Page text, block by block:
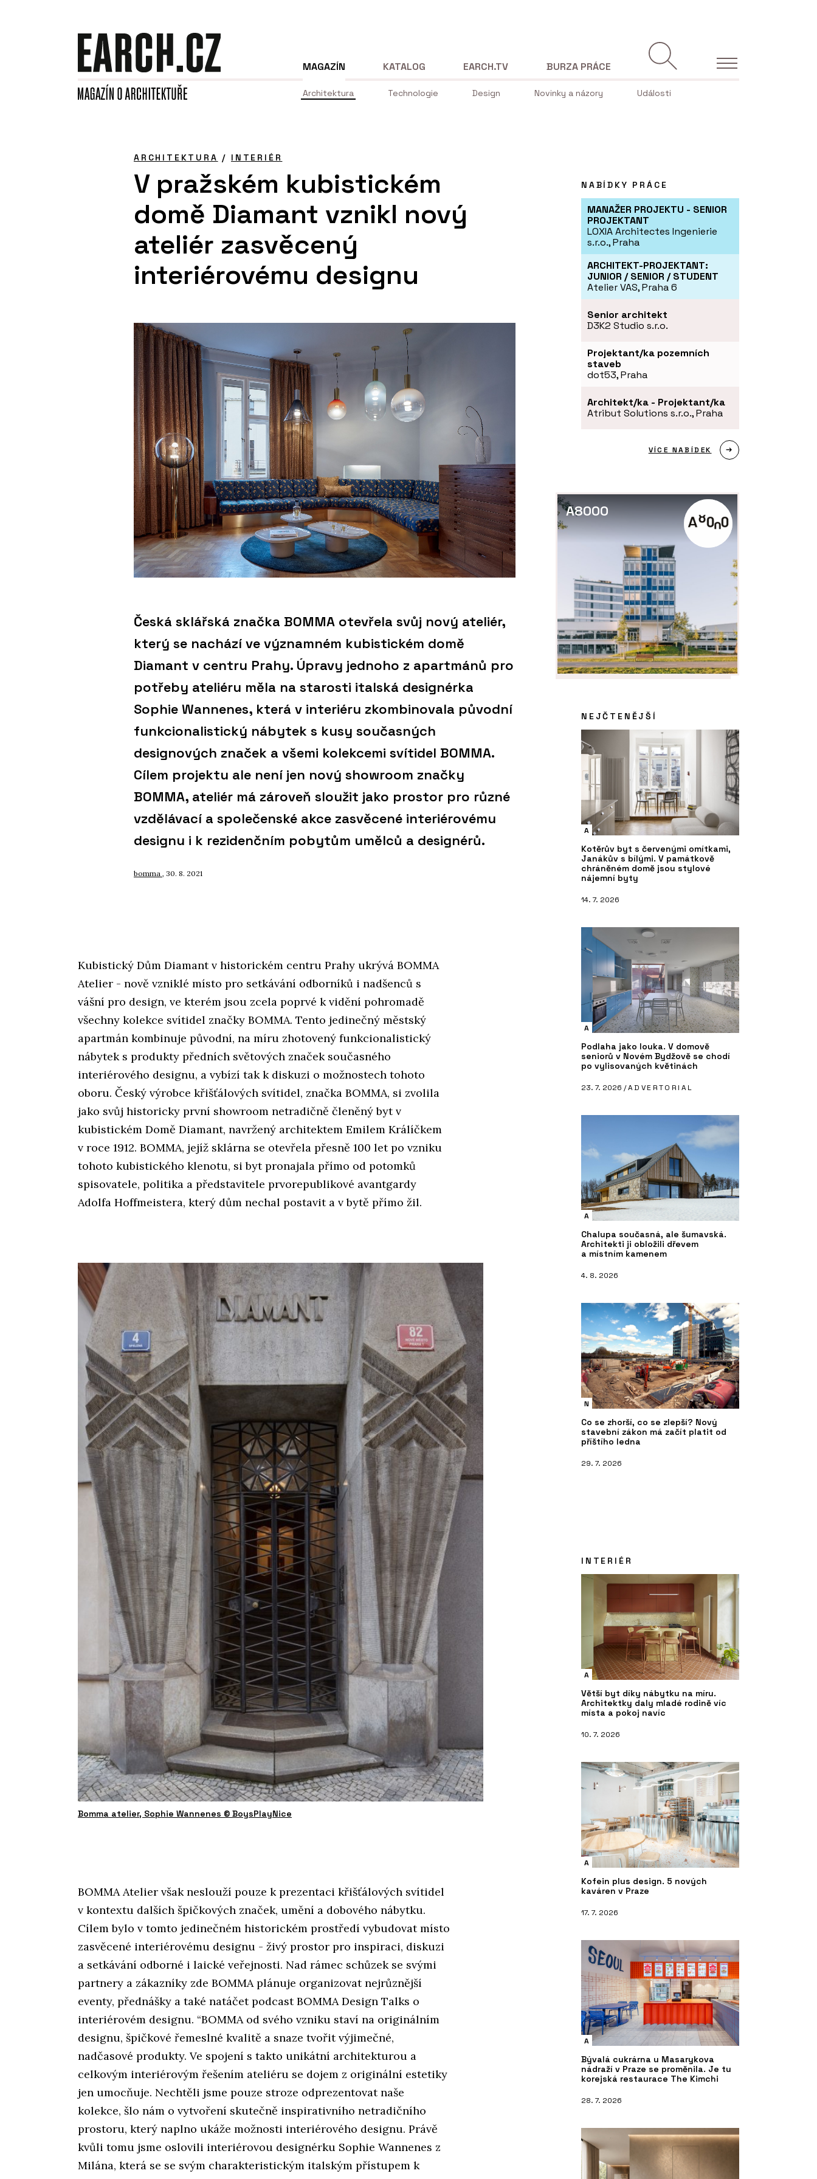
MAGAZÍN
Architektura Technologie Design Novinky a názory Události
KATALOG EARCH.TV BURZA PRÁCE
ARCHITEKTURA / INTERIÉR
V pražském kubistickém
domě Diamant vznikl nový
ateliér zasvěcený
interiérovému designu
Česká sklářská značka BOMMA otevřela svůj nový ateliér,
který se nachází ve významném kubistickém domě
Diamant v centru Prahy. Úpravy jednoho z apartmánů pro
potřeby ateliéru měla na starosti italská designérka
Sophie Wannenes, která v interiéru zkombinovala původní
funkcionalistický nábytek s kusy současných
designových značek a všemi kolekcemi svítidel BOMMA.
Cílem projektu ale není jen nový showroom značky
BOMMA, ateliér má zároveň sloužit jako prostor pro různé
vzdělávací a společenské akce zasvěcené interiérovému
designu i k rezidenčním pobytům umělců a designérů.
bomma , 30. 8. 2021
Kubistický Dům Diamant v historickém centru Prahy ukrývá BOMMA
Atelier - nově vzniklé místo pro setkávání odborníků i nadšenců s
vášní pro design, ve kterém jsou zcela poprvé k vidění pohromadě
všechny kolekce svítidel značky BOMMA. Tento jedinečný městský
apartmán kombinuje původní, na míru zhotovený funkcionalistický
nábytek s produkty předních světových značek současného
interiérového designu, a vybízí tak k diskuzi o možnostech tohoto
oboru. Český výrobce křišťálových svítidel, značka BOMMA, si zvolila
jako svůj historicky první showroom netradičně členěný byt v
kubistickém Domě Diamant, navržený architektem Emilem Králíčkem
v roce 1912. BOMMA, jejíž sklárna se otevřela přesně 100 let po vzniku
tohoto kubistického klenotu, si byt pronajala přímo od potomků
spisovatele, politika a představitele prvorepublikové avantgardy
Adolfa Hoffmeistera, který dům nechal postavit a v bytě přímo žil.
Bomma atelier, Sophie Wannenes © BoysPlayNice
BOMMA Atelier však neslouží pouze k prezentaci křišťálových svítidel
v kontextu dalších špičkových značek, umění a dobového nábytku.
Cílem bylo v tomto jedinečném historickém prostředí vybudovat místo
zasvěcené interiérovému designu - živý prostor pro inspiraci, diskuzi
a setkávání odborné i laické veřejnosti. Nad rámec schůzek se svými
partnery a zákazníky zde BOMMA plánuje organizovat nejrůznější
eventy, přednášky a také natáčet podcast BOMMA Design Talks o
interiérovém designu. “BOMMA od svého vzniku staví na originálním
designu, špičkové řemeslné kvalitě a snaze tvořit výjimečné,
nadčasové produkty. Ve spojení s takto unikátní architekturou a
celkovým interiérovým řešením ateliéru se dojem z originální estetiky
jen umocňuje. Nechtěli jsme pouze stroze odprezentovat naše
kolekce, šlo nám o vytvoření skutečně inspirativního netradičního
prostoru, který naplno ukáže možnosti interiérového designu. Právě
kvůli tomu jsme oslovili interiérovou designérku Sophie Wannenes z
Milána, která se se svým charakteristickým italským přístupem k
NABÍDKY PRÁCE
MANAŽER PROJEKTU - SENIOR
PROJEKTANT
LOXIA Architectes Ingenierie
s.r.o., Praha
ARCHITEKT-PROJEKTANT:
JUNIOR / SENIOR / STUDENT
Atelier VAS, Praha 6
Senior architekt
D3K2 Studio s.r.o.
Projektant/ka pozemních
staveb
dot53, Praha
Architekt/ka - Projektant/ka
Atribut Solutions s.r.o., Praha
VÍCE NABÍDEK
A8000
NEJČTENĚJŠÍ
A
Kotěrův byt s červenými omítkami,
Janákův s bílými. V památkově
chráněném domě jsou stylové
nájemní byty
14. 7. 2026
A
Podlaha jako louka. V domově
seniorů v Novém Bydžově se chodí
po vylisovaných květinách
23. 7. 2026 /ADVERTORIAL
A
Chalupa současná, ale šumavská.
Architekti ji obložili dřevem
a místním kamenem
4. 8. 2026
N
Co se zhorší, co se zlepší? Nový
stavební zákon má začít platit od
příštího ledna
29. 7. 2026
INTERIÉR
A
Větší byt díky nábytku na míru.
Architektky daly mladé rodině víc
místa a pokoj navíc
10. 7. 2026
A
Kofein plus design. 5 nových
kaváren v Praze
17. 7. 2026
A
Bývalá cukrárna u Masarykova
nádraží v Praze se proměnila. Je tu
korejská restaurace The Kimchi
28. 7. 2026